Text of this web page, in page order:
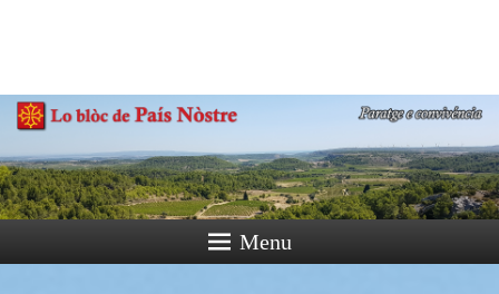
Paratge e Convivència
Menu